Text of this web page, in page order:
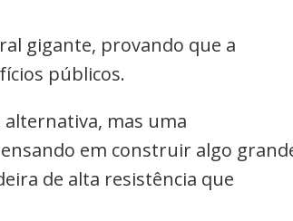
gigante, provando que a
públicos.
mas uma
em construir algo
de alta resistência que